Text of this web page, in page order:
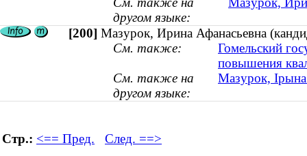
другом языке:
[200] Мазурок, Ирина Афанасьевна
См. также:
Гомельский
повышения
См. также на
другом языке:
Мазурок, Ірына
Стр.: <== Пред. След. ==>